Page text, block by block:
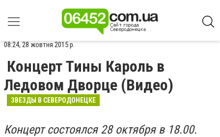
08:24, 28 жовтня 2015 р.
Концерт Тины Кароль в
Ледовом Дворце (Видео)
ЗВЕЗДЫ В СЕВЕРОДОНЕЦКЕ
Концерт состоялся 28 октября в 18.00.